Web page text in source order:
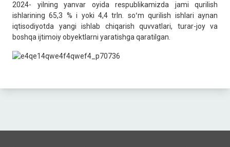
2024- yilning yanvar oyida respublikamizda jami qurilish
ishlarining 65,3 % i yoki 4,4 trln. soʻm qurilish ishlari aynan
iqtisodiyotda yangi ishlab chiqarish quvvatlari, turar-joy va
boshqa ijtimoiy obyektlarni yaratishga qaratilgan.